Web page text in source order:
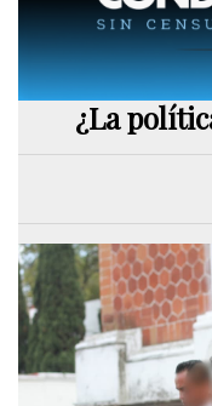
¿La